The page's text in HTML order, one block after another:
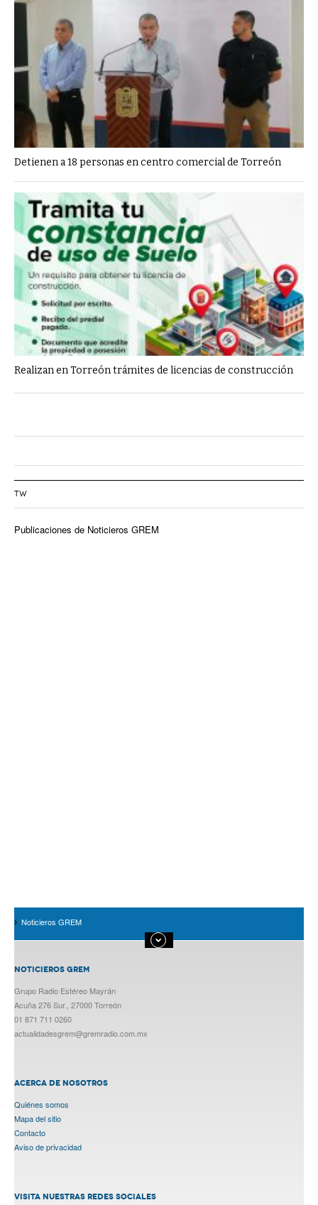
Detienen a 18 personas en centro comercial de Torreón
Realizan en Torreón trámites de licencias de construcción
TW
Publicaciones de Noticieros GREM
Noticieros GREM
NOTICIEROS GREM
Grupo Radio Estéreo Mayrán
Acuña 276 Sur., 27000 Torreón
01 871 711 0260
actualidadesgrem@gremradio.com.mx
ACERCA DE NOSOTROS
Quiénes somos
Mapa del sitio
Contacto
Aviso de privacidad
VISITA NUESTRAS REDES SOCIALES